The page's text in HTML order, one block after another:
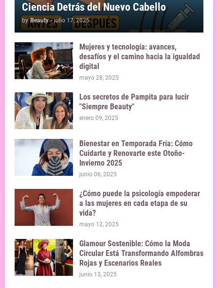
Ciencia Detrás del Nuevo Cabello
by Beauty - julio 17, 2025
Mujeres y tecnología: avances,
desafíos y el camino hacia la igualdad
digital
mayo 28, 2025
Los secretos de Pampita para lucir
"Siempre Beauty"
enero 09, 2025
Bienestar en Temporada Fría: Cómo
Cuidarte y Renovarte este Otoño-
Invierno 2025
junio 06, 2025
¿Cómo puede la psicología empoderar
a las mujeres en cada etapa de su
vida?
mayo 12, 2025
Glamour Sostenible: Cómo la Moda
Circular Está Transformando Alfombras
Rojas y Escenarios Reales
junio 13, 2025